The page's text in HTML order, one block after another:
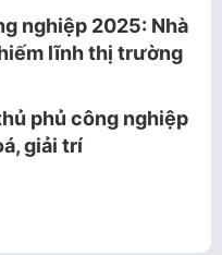
nghiệp 2025: Nhà
lĩnh thị trường
phủ công nghiệp
giải trí